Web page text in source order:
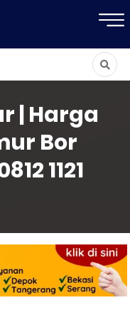
| Harga
Bor
1121